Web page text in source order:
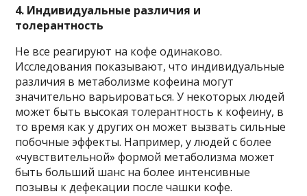
4. Индивидуальные различия и
толерантность
Не все реагируют на кофе одинаково.
Исследования показывают, что индивидуальные
различия в метаболизме кофеина могут
значительно варьироваться. У некоторых людей
может быть высокая толерантность к кофеину, в
то время как у других он может вызвать сильные
побочные эффекты. Например, у людей с более
«чувствительной» формой метаболизма может
быть больший шанс на более интенсивные
позывы к дефекации после чашки кофе.